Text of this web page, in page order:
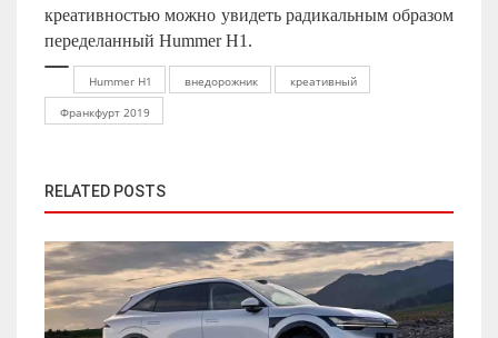
креативностью можно увидеть радикальным образом
переделанный Hummer H1.
Hummer H1 внедорожник
креативный
Франкфурт 2019
RELATED POSTS